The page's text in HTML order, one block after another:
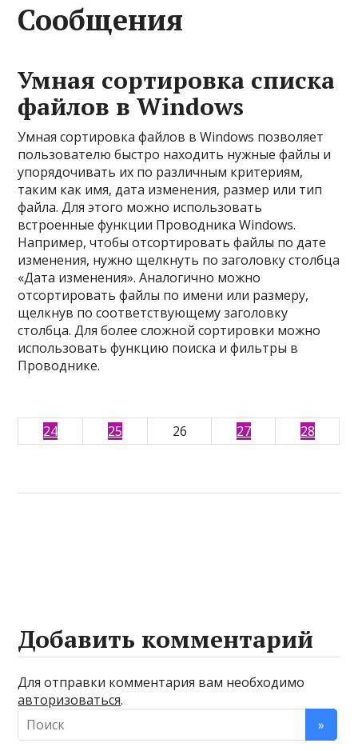
Сообщения
Умная сортировка списка
файлов в Windows
Умная сортировка файлов в Windows позволяет
пользователю быстро находить нужные файлы и
упорядочивать их по различным критериям,
таким как имя, дата изменения, размер или тип
файла. Для этого можно использовать
встроенные функции Проводника Windows.
Например, чтобы отсортировать файлы по дате
изменения, нужно щелкнуть по заголовку столбца
«Дата изменения». Аналогично можно
отсортировать файлы по имени или размеру,
щелкнув по соответствующему заголовку
столбца. Для более сложной сортировки можно
использовать функцию поиска и фильтры в
Проводнике.
24 25 26 27 28
Добавить комментарий
Для отправки комментария вам необходимо
авторизоваться.